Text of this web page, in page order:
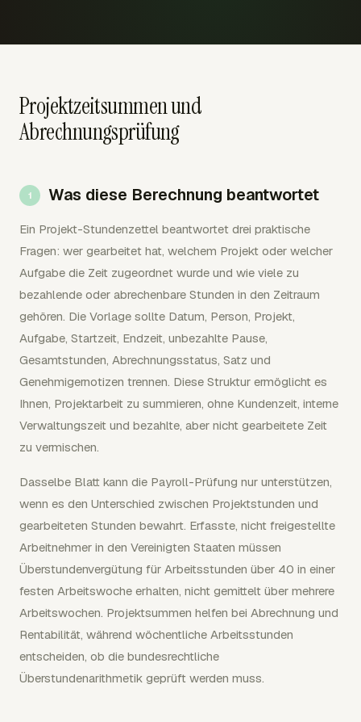
Projektzeitsummen und
Abrechnungsprüfung
Was diese Berechnung beantwortet
Ein Projekt-Stundenzettel beantwortet drei praktische
Fragen: wer gearbeitet hat, welchem Projekt oder welcher
Aufgabe die Zeit zugeordnet wurde und wie viele zu
bezahlende oder abrechenbare Stunden in den Zeitraum
gehören. Die Vorlage sollte Datum, Person, Projekt,
Aufgabe, Startzeit, Endzeit, unbezahlte Pause,
Gesamtstunden, Abrechnungsstatus, Satz und
Genehmigernotizen trennen. Diese Struktur ermöglicht es
Ihnen, Projektarbeit zu summieren, ohne Kundenzeit, interne
Verwaltungszeit und bezahlte, aber nicht gearbeitete Zeit
zu vermischen.
Dasselbe Blatt kann die Payroll-Prüfung nur unterstützen,
wenn es den Unterschied zwischen Projektstunden und
gearbeiteten Stunden bewahrt. Erfasste, nicht freigestellte
Arbeitnehmer in den Vereinigten Staaten müssen
Überstundenvergütung für Arbeitsstunden über 40 in einer
festen Arbeitswoche erhalten, nicht gemittelt über mehrere
Arbeitswochen. Projektsummen helfen bei Abrechnung und
Rentabilität, während wöchentliche Arbeitsstunden
entscheiden, ob die bundesrechtliche
Überstundenarithmetik geprüft werden muss.